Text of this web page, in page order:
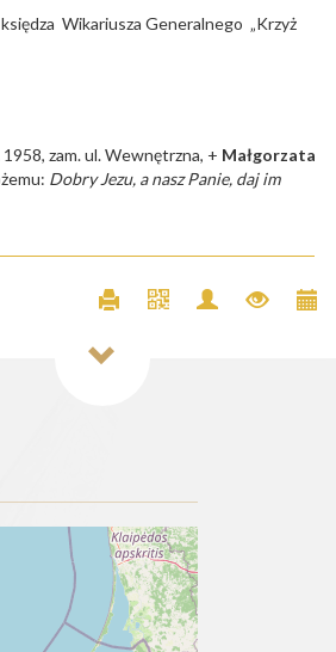
Wikariusza Generalnego „Krzyż
1958, zam. ul. Wewnętrzna, + Małgorzata
Dobry Jezu, a nasz Panie, daj im